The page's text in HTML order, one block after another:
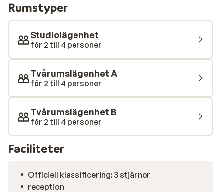
bekvämt inredda. Från balkongen har du en vacker
utsikt över de snöiga omgivningarna. På kvällen kan du
lätt ta dig ut till det livliga folklivet i La Tania. Här hittar
du ett antal trevliga restauranger och barer där du kan
ha en fin och trevlig kväll!
Rumstyper
Studiolägenhet
för 2 till 4 personer
Tvårumslägenhet A
för 2 till 4 personer
Tvårumslägenhet B
för 2 till 4 personer
Faciliteter
Officiell klassificering: 3 stjärnor
reception